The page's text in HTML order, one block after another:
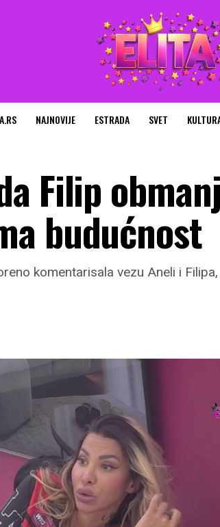
NAJNOVIJE ESTRADA SVET
Filip
budućnost
komentarisala vezu Aneli i